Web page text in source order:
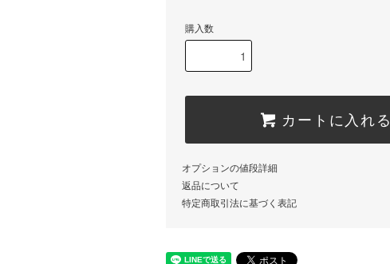
購入数
カートに入れる
オプションの値段詳細
返品について
特定商取引法に基づく表記